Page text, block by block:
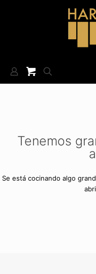
Tenemos
Se está cocinando algo